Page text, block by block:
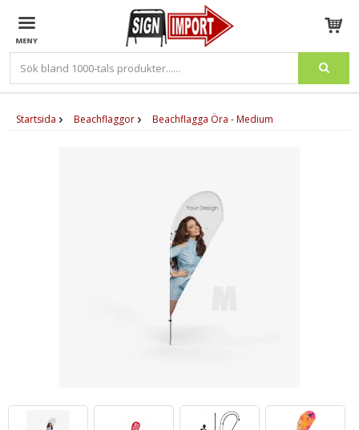
Produkten har blivit tillagd i varukorgen
Startsida Beachflaggor Beachflagga Öra - Medium